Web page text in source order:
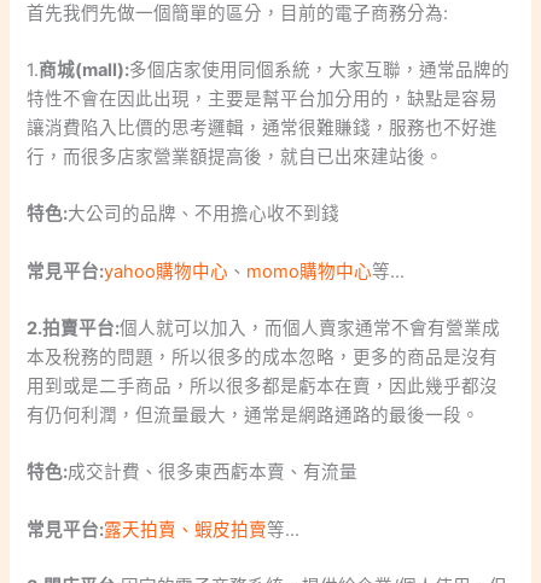
首先我們先做一個簡單的區分，目前的電子商務分為:
1.商城(mall):多個店家使用同個系統，大家互聯，通常品牌的
特性不會在因此出現，主要是幫平台加分用的，缺點是容易
讓消費陷入比價的思考邏輯，通常很難賺錢，服務也不好進
行，而很多店家營業額提高後，就自已出來建站後。
特色:大公司的品牌、不用擔心收不到錢
常見平台:yahoo購物中心 、 momo購物中心等…
2.拍賣平台:個人就可以加入，而個人賣家通常不會有營業成
本及稅務的問題，所以很多的成本忽略，更多的商品是沒有
用到或是二手商品，所以很多都是虧本在賣，因此幾乎都沒
有仍何利潤，但流量最大，通常是網路通路的最後一段。
特色:成交計費、很多東西虧本賣、有流量
常見平台:露天拍賣、蝦皮拍賣等…